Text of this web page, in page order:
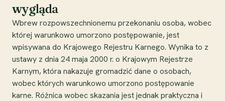
wygląda
Wbrew rozpowszechnionemu przekonaniu osoba, wobec
której warunkowo umorzono postępowanie, jest
wpisywana do Krajowego Rejestru Karnego. Wynika to z
ustawy z dnia 24 maja 2000 r. o Krajowym Rejestrze
Karnym, która nakazuje gromadzić dane o osobach,
wobec których warunkowo umorzono postępowanie
karne. Różnica wobec skazania jest jednak praktyczna i